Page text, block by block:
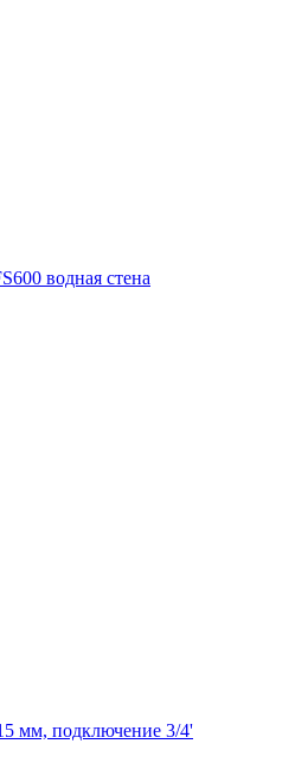
водная стена
мм, подключение 3/4'